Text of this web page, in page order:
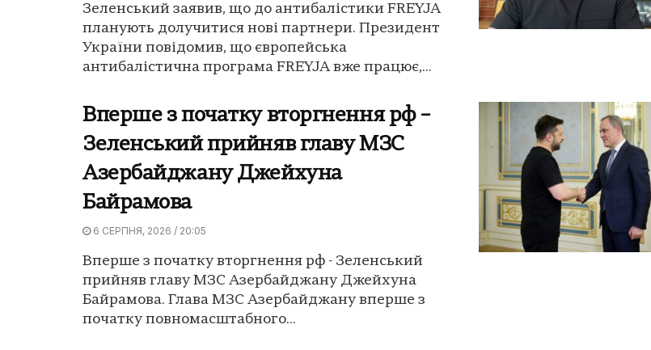
Зеленський заявив, що до антибалістики FREYJA
планують долучитися нові партнери. Президент
України повідомив, що європейська
антибалістична програма FREYJA вже працює,...
Вперше з початку вторгнення рф –
Зеленський прийняв главу МЗС
Азербайджану Джейхуна
Байрамова
6 СЕРПНЯ, 2026 / 20:05
Вперше з початку вторгнення рф - Зеленський
прийняв главу МЗС Азербайджану Джейхуна
Байрамова. Глава МЗС Азербайджану вперше з
початку повномасштабного...